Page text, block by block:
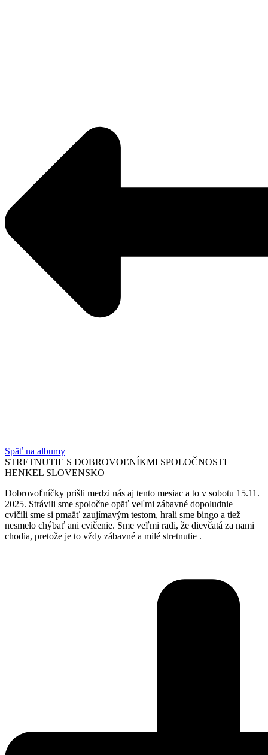
Späť na albumy
STRETNUTIE S DOBROVOĽNÍKMI SPOLOČNOSTI
HENKEL SLOVENSKO
Dobrovoľníčky prišli medzi nás aj tento mesiac a to v sobotu 15.11.
2025. Strávili sme spoločne opäť veľmi zábavné dopoludnie –
cvičili sme si pmaäť zaujímavým testom, hrali sme bingo a tiež
nesmelo chýbať ani cvičenie. Sme veľmi radi, že dievčatá za nami
chodia, pretože je to vždy zábavné a milé stretnutie .